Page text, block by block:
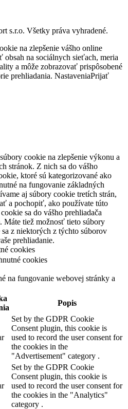
s.r.o. Všetky práva vyhradené.
na zlepšenie vášho online
na sociálnych sieťach, meria
a môže zobrazovať prispôsobené
prehliadania. NastaveniaPrijať
cookie na zlepšenie výkonu a
stránok. Z nich sa do vášho
ktoré sú kategorizované ako
na fungovanie základných
aj súbory cookie tretích strán,
a pochopiť, ako používate túto
sa do vášho prehliadača
Máte tiež možnosť tieto súbory
z niektorých z týchto súborov
prehliadanie.
cookies
cookies
na fungovanie webovej stránky a
Popis
Set by the GDPR Cookie
Consent plugin, this cookie is
used to record the user consent for
the cookies in the
"Advertisement" category .
Set by the GDPR Cookie
Consent plugin, this cookie is
used to record the user consent for
the cookies in the "Analytics"
category .